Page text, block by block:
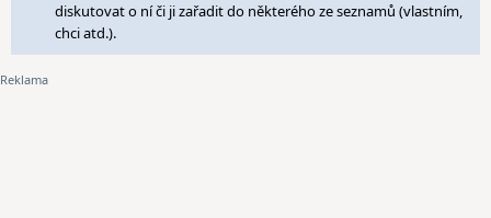
diskutovat o ní či ji zařadit do některého ze seznamů (vlastním,
chci atd.).